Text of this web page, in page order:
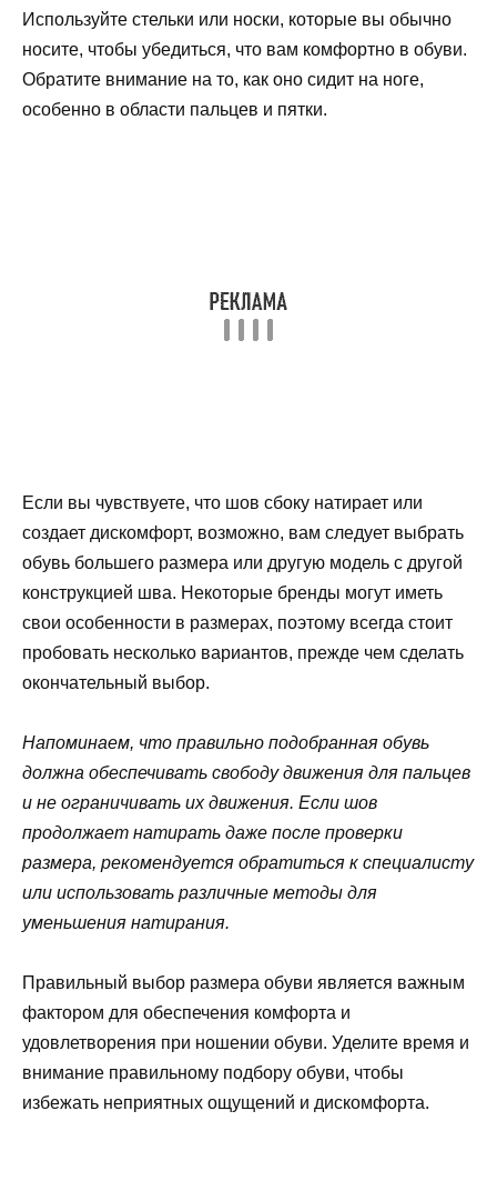
Используйте стельки или носки, которые вы обычно
носите, чтобы убедиться, что вам комфортно в обуви.
Обратите внимание на то, как оно сидит на ноге,
особенно в области пальцев и пятки.
Если вы чувствуете, что шов сбоку натирает или
создает дискомфорт, возможно, вам следует выбрать
обувь большего размера или другую модель с другой
конструкцией шва. Некоторые бренды могут иметь
свои особенности в размерах, поэтому всегда стоит
пробовать несколько вариантов, прежде чем сделать
окончательный выбор.
Напоминаем, что правильно подобранная обувь
должна обеспечивать свободу движения для пальцев
и не ограничивать их движения. Если шов
продолжает натирать даже после проверки
размера, рекомендуется обратиться к специалисту
или использовать различные методы для
уменьшения натирания.
Правильный выбор размера обуви является важным
фактором для обеспечения комфорта и
удовлетворения при ношении обуви. Уделите время и
внимание правильному подбору обуви, чтобы
избежать неприятных ощущений и дискомфорта.